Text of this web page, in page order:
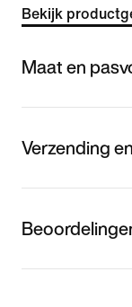
Bekijk
Maat en
Verzending